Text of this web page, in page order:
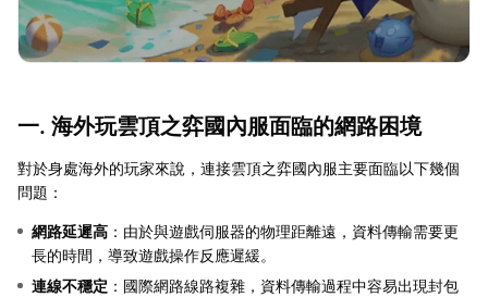
一. 海外玩雲頂之弈國內服面臨的網路困境
對於身處海外的玩家來說，連接雲頂之弈國內服主要面臨以下幾個
問題：
網路延遲高 ：由於與遊戲伺服器的物理距離遠，資料傳輸需要更
長的時間，導致遊戲操作反應遲緩。
連線不穩定 ：國際網路線路複雜，資料傳輸過程中容易出現封包